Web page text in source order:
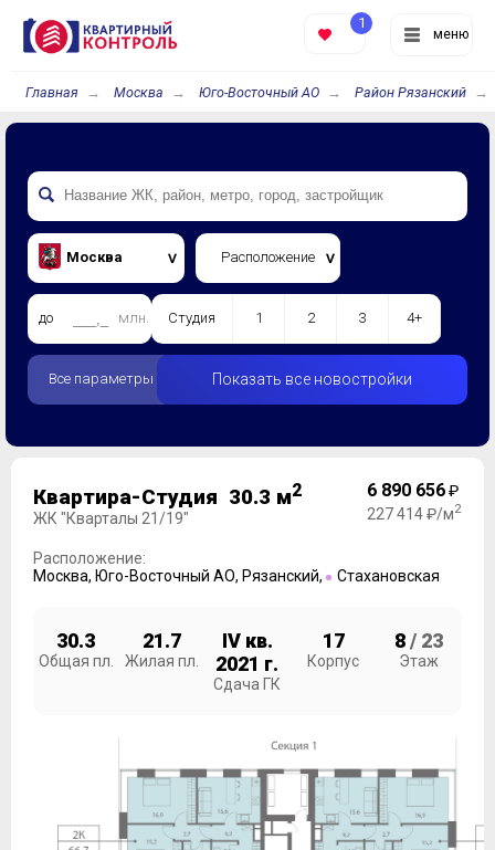
меню
1
Главная Москва Юго-Восточный АО Район Рязанский
Москва Расположение
до млн. Студия 1 2 3 4+
Все параметры Показать все новостройки
Квартира-Студия 30.3 м2
ЖК "Кварталы 21/19"
6 890 656₽
227 414 ₽/м2
Расположение:
Москва, Юго-Восточный АО, Рязанский, Стахановская
30.3
Общая пл.
21.7
Жилая пл.
IV кв.
2021 г.
Сдача ГК
17
Корпус
8/ 23
Этаж